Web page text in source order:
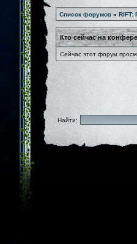
Список форумов » RIFT:
Кто сейчас на
Сейчас этот форум
Найти: